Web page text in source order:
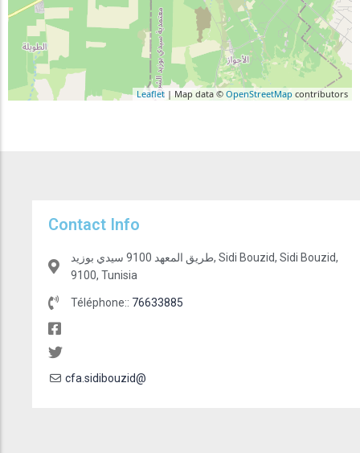
Leaflet | Map data © OpenStreetMap contributors
Contact Info
طريق المعهد 9100 سيدي بوزيد, Sidi Bouzid, Sidi Bouzid,
9100, Tunisia
Téléphone:: 76633885
cfa.sidibouzid@